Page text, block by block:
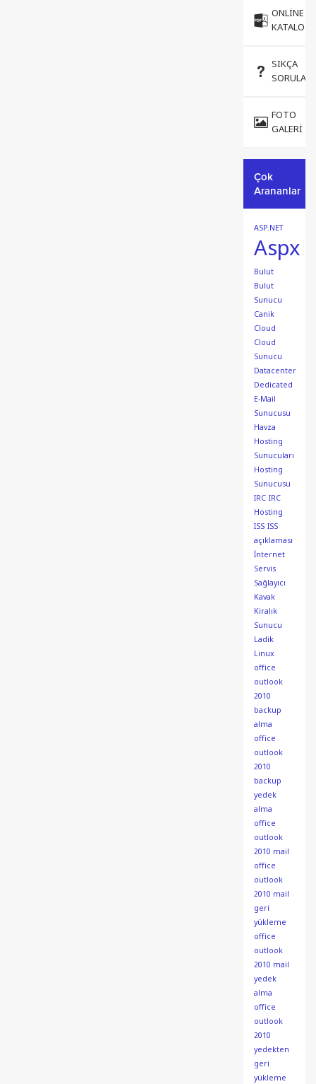
ONLINE
KATALOG
SIKÇA
FOTO
GALERI
Çok
Arananlar
ASP.NET
Aspx
Bulut
Bulut
Sunucu
Canik
Cloud
Cloud
Sunucu
Datacenter
Dedicated
E-Mail
Sunucusu
Havza
Hosting
Sunucuları
Hosting
Sunucusu
IRC IRC
Hosting
ISS ISS
açıklaması
İnternet
Servis
Sağlayıcı
Kavak
Kiralık
Sunucu
Ladik
Linux
office
outlook
2010
backup
alma
office
outlook
2010
backup
yedek
alma
office
outlook
2010 mail
office
outlook
2010 mail
geri
yükleme
office
outlook
2010 mail
yedek
alma
office
outlook
2010
yedekten
geri
yükleme